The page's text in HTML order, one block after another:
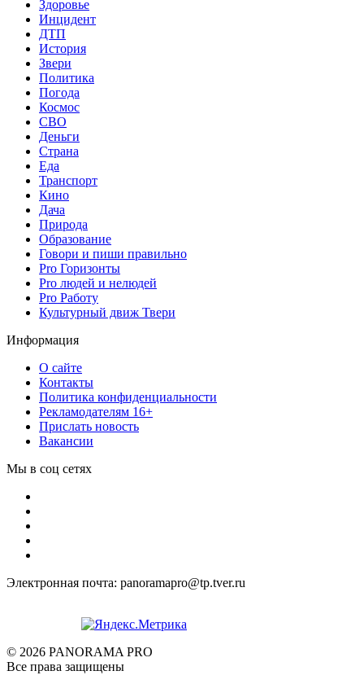
Здоровье
Инцидент
ДТП
История
Звери
Политика
Погода
Космос
СВО
Деньги
Страна
Еда
Транспорт
Кино
Дача
Природа
Образование
Говори и пиши правильно
Pro Горизонты
Pro людей и нелюдей
Pro Работу
Культурный движ Твери
Информация
О сайте
Контакты
Политика конфиденциальности
Рекламодателям 16+
Прислать новость
Вакансии
Мы в соц сетях
Электронная почта: panoramapro@tp.tver.ru
© 2026 PANORAMA PRO
Все права защищены